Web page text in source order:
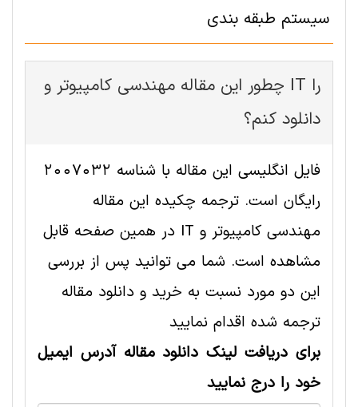
سیستم طبقه بندی
چطور این مقاله مهندسی کامپیوتر و IT را
دانلود کنم؟
فایل انگلیسی این مقاله با شناسه 2007032
رایگان است. ترجمه چکیده این مقاله
مهندسی کامپیوتر و IT در همین صفحه قابل
مشاهده است. شما می توانید پس از بررسی
این دو مورد نسبت به خرید و دانلود مقاله
ترجمه شده اقدام نمایید
برای دریافت لینک دانلود مقاله آدرس ایمیل
خود را درج نمایید